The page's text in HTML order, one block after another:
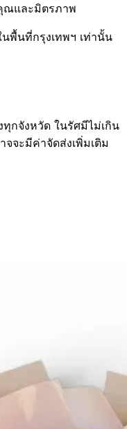
ณและมิตรภาพ
นพื้นที่กรุงเทพฯ เท่านั้น
ทุกจังหวัด ในรัศมีไม่เกิน
จะมีค่าจัดส่งเพิ่มเติม